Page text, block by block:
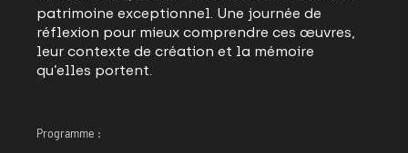
patrimoine exceptionnel. Une journée de
réflexion pour mieux comprendre ces œuvres,
leur contexte de création et la mémoire
qu’elles portent.
Programme :